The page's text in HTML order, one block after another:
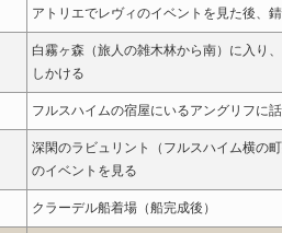
アトリエでレヴィのイベントを見た後、
白霧ヶ森（旅人の雑木林から南）に入り
しかける
フルスハイムの宿屋にいるアングリフに
深閑のラビュリント（フルスハイム横の
のイベントを見る
クラーデル船着場（船完成後）